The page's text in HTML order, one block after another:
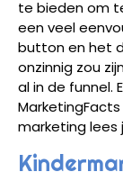
te bieden om
een veel
button en het
onzinnig zou
al in de funnel.
marketing lees